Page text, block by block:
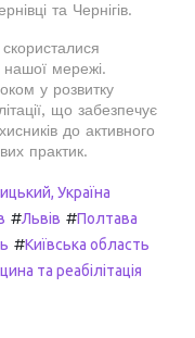
та Чернігів.
мережі.
у розвитку
що забезпечує
до активного
практик.
Україна
#Львів #Полтава
#Київська область
та реабілітація